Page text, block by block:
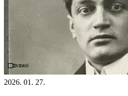
Videó
2026. 01. 27.